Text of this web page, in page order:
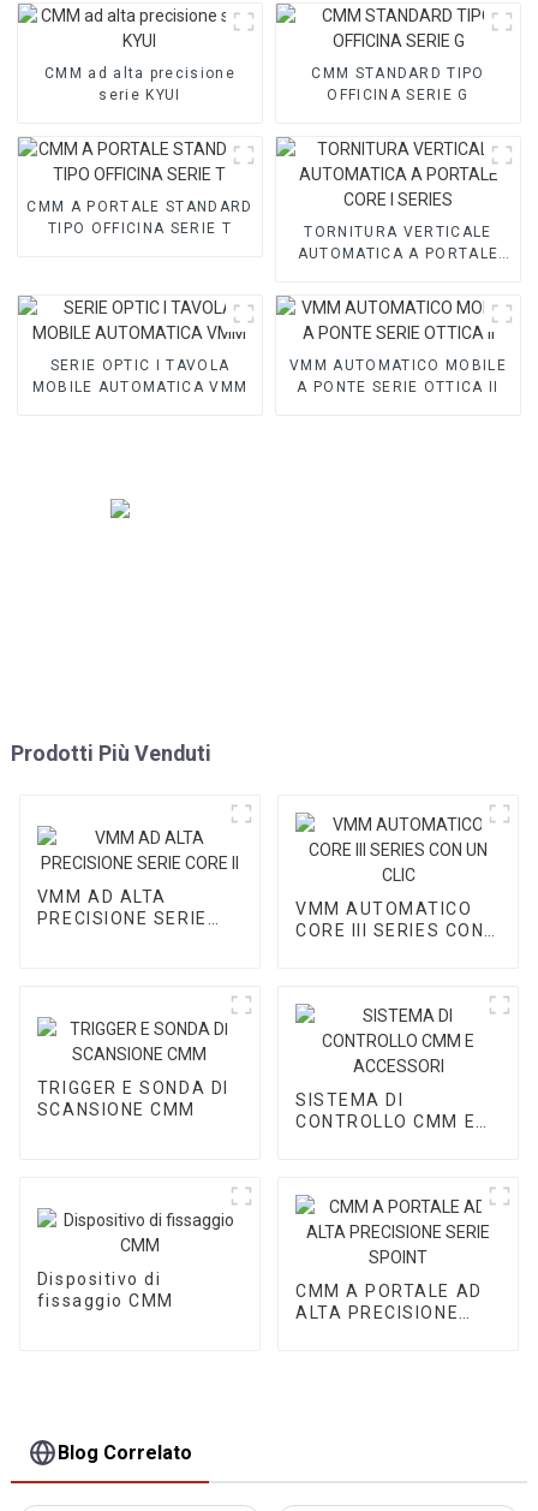
CMM ad alta precisione
serie KYUI
CMM STANDARD TIPO
OFFICINA SERIE G
CMM A PORTALE STANDARD
TIPO OFFICINA SERIE T
TORNITURA VERTICALE
AUTOMATICA A PORTALE
SERIE OPTIC I TAVOLA
MOBILE AUTOMATICA VMM
VMM AUTOMATICO MOBILE
A PONTE SERIE OTTICA II
Prodotti Più Venduti
VMM AD ALTA
PRECISIONE SERIE
VMM AUTOMATICO
CORE III SERIES CON
TRIGGER E SONDA DI
SCANSIONE CMM
SISTEMA DI
CONTROLLO CMM E
Dispositivo di
fissaggio CMM
CMM A PORTALE AD
ALTA PRECISIONE
Blog Correlato